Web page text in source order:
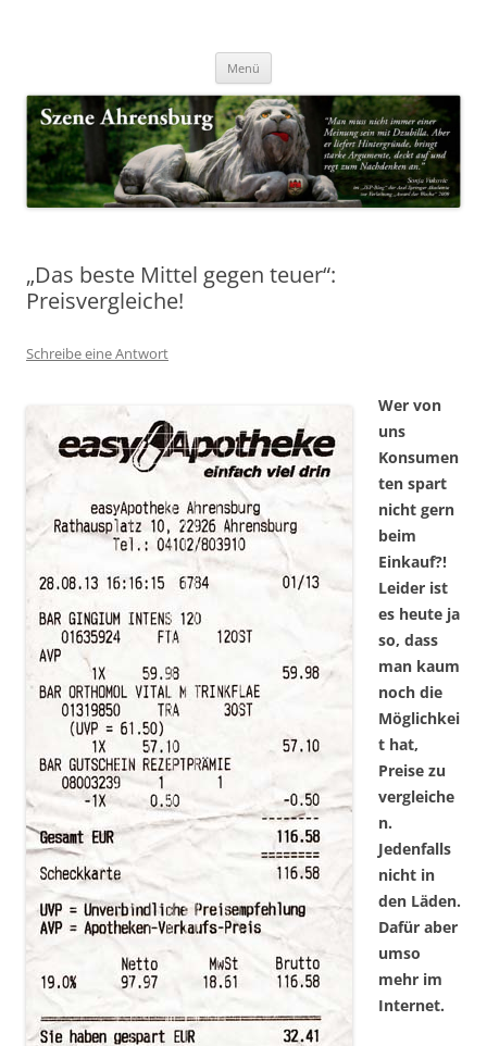
Szene Ahrensburg
Menü
„Das beste Mittel gegen teuer“:
Preisvergleiche!
Schreibe eine Antwort
Wer von
uns
Konsumen
ten spart
nicht gern
beim
Einkauf?!
Leider ist
es heute ja
so, dass
man kaum
noch die
Möglichkei
t hat,
Preise zu
vergleiche
n.
Jedenfalls
nicht in
den Läden.
Dafür aber
umso
mehr im
Internet.